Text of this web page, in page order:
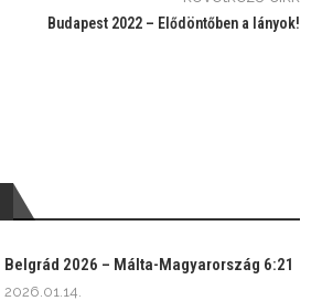
Budapest 2022 – Elődöntőben a lányok!
Belgrád 2026 – Málta-Magyarország 6:21
2026.01.14.